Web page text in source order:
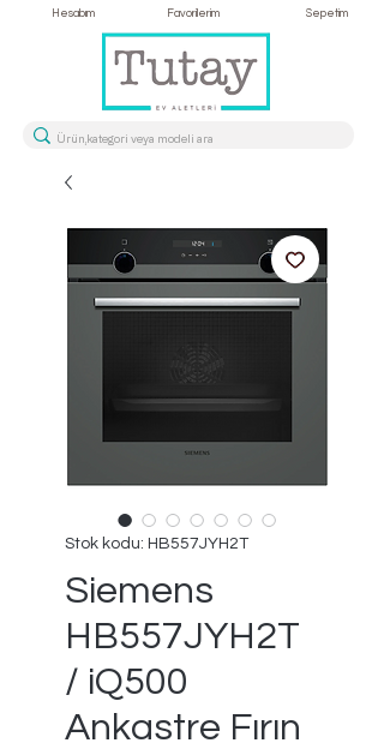
Hesabım Favorilerim Sepetim
Stok kodu: HB557JYH2T
Siemens
HB557JYH2T
/ iQ500
Ankastre Fırın